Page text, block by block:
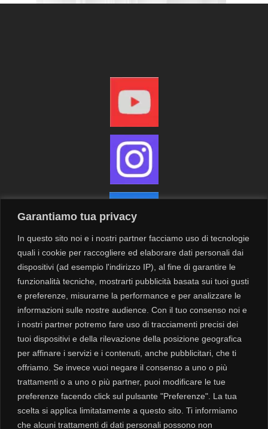
Garantiamo tua privacy
In questo sito noi e i nostri partner facciamo uso di tecnologie
quali i cookie per raccogliere ed elaborare dati personali dai
dispositivi (ad esempio l'indirizzo IP), al fine di garantire le
funzionalità tecniche, mostrarti pubblicità basata sui tuoi gusti
e preferenze, misurarne la performance e per analizzare le
informazioni sulle nostre audience. Con il tuo consenso noi e
i nostri partner potremo fare uso di tracciamenti precisi dei
tuoi dispositivi e della rilevazione della posizione geografica
per affinare i servizi e i contenuti, anche pubblicitari, che ti
offriamo. Se invece vuoi negare il consenso a uno o più
trattamenti o a uno o più partner, puoi modificare le tue
preferenze facendo click sul pulsante "Preferenze". La tua
scelta si applica limitatamente a questo sito. Ti informiamo
che alcuni trattamenti di dati personali possono non
Contatti
Newsletter
Modalità di spedizione
Resi e Rimborsi